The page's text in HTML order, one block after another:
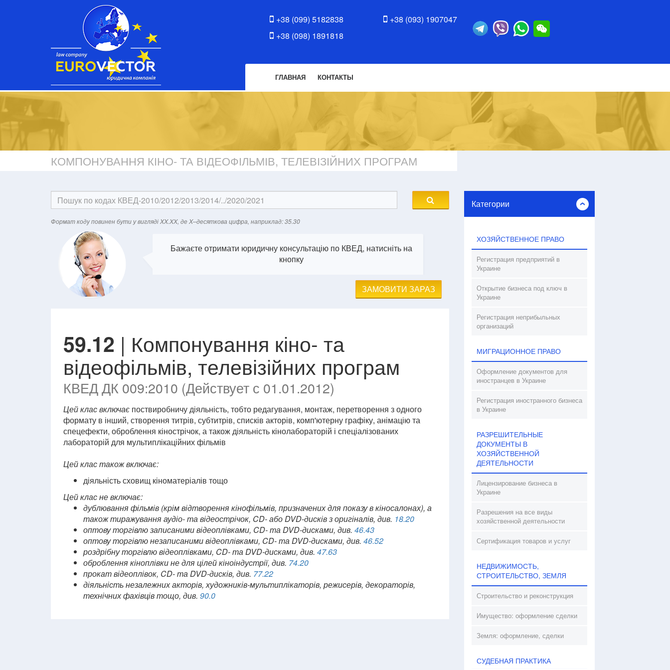
+38 (099) 5182838
+38 (098) 1891818
+38 (093) 1907047
ГЛАВНАЯ КОНТАКТЫ
КОМПОНУВАННЯ КІНО- ТА ВІДЕОФІЛЬМІВ, ТЕЛЕВІЗІЙНИХ ПРОГРАМ
Формат кодy повинен бути у вигляді XX.XX, де X–десяткова цифра, наприклад: 35.30
Бажаєте отримати юридичну консультацію по КВЕД, натисніть на
кнопку
ЗАМОВИТИ ЗАРАЗ
59.12 | Компонування кіно- та
відеофільмів, телевізійних програм
КВЕД ДК 009:2010 (Действует с 01.01.2012)
Цей клас включає поствиробничу діяльність, тобто редагування, монтаж, перетворення з одного
формату в інший, створення титрів, субтитрів, списків акторів, комп'ютерну графіку, анімацію та
спецефекти, оброблення кінострічок, а також діяльність кінолабораторій і спеціалізованих
лабораторій для мультиплікаційних фільмів
Цей клас також включає:
діяльність сховищ кіноматеріалів тощо
Цей клас не включає:
дублювання фільмів (крім відтворення кінофільмів, призначених для показу в кіносалонах), а
також тиражування аудіо- та відеострічок, CD- або DVD-дисків з оригіналів, див. 18.20
оптову торгівлю записаними відеоплівками, CD- та DVD-дисками, див. 46.43
оптову торгівлю незаписаними відеоплівками, CD- та DVD-дисками, див. 46.52
роздрібну торгівлю відеоплівками, CD- та DVD-дисками, див. 47.63
оброблення кіноплівки не для цілей кіноіндустрії, див. 74.20
прокат відеоплівок, CD- та DVD-дисків, див. 77.22
діяльність незалежних акторів, художників-мультиплікаторів, режисерів, декораторів,
технічних фахівців тощо, див. 90.0
Категории
ХОЗЯЙСТВЕННОЕ ПРАВО
Регистрация предприятий в
Украине
Открытие бизнеса под ключ в
Украине
Регистрация неприбыльных
организаций
МИГРАЦИОННОЕ ПРАВО
Оформление документов для
иностранцев в Украине
Регистрация иностранного бизнеса
в Украине
РАЗРЕШИТЕЛЬНЫЕ
ДОКУМЕНТЫ В
ХОЗЯЙСТВЕННОЙ
ДЕЯТЕЛЬНОСТИ
Лицензирование бизнеса в
Украине
Разрешения на все виды
хозяйственной деятельности
Сертификация товаров и услуг
НЕДВИЖИМОСТЬ,
СТРОИТЕЛЬСТВО, ЗЕМЛЯ
Строительство и реконструкция
Имущество: оформление сделки
Земля: оформление, сделки
СУДЕБНАЯ ПРАКТИКА